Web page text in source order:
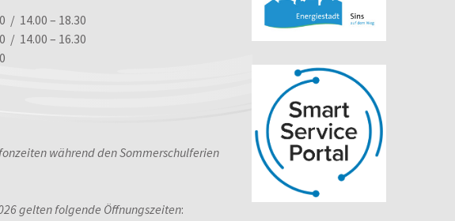
/ 14.00 – 18.30
/ 14.00 – 16.30
während den Sommerschulferien
gelten folgende Öffnungszeiten: